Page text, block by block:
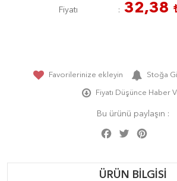
Fiyatı 32,38
Favorilerinize ekleyin Stoğa
Fiyatı Düşünce Haber
Bu ürünü paylaşın :
Facebook
Twitter
ÜRÜN BILGISI